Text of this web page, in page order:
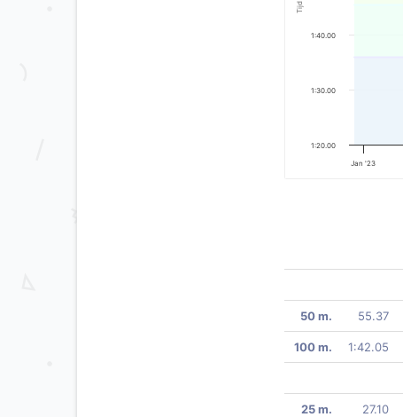
Tijd
Jan '23
1:20.00
1:30.00
1:40.00
50 m. 55.37
100 m. 1:42.05
25 m. 27.10